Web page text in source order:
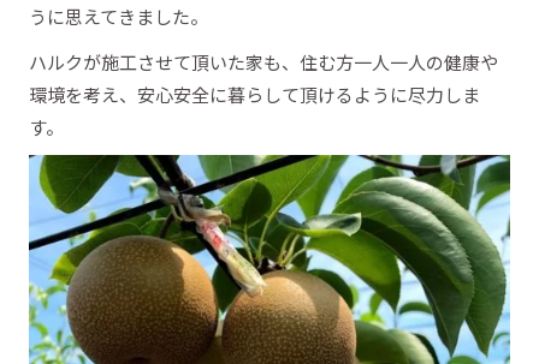
うに思えてきました。
ハルクが施工させて頂いた家も、住む方一人一人の健康や
環境を考え、安心安全に暮らして頂けるように尽力しま
す。